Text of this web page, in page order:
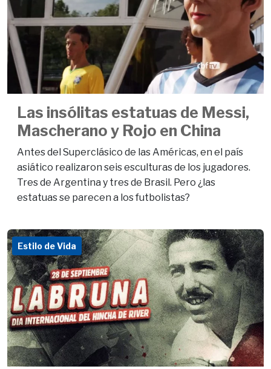
Las insólitas estatuas de Messi,
Mascherano y Rojo en China
Antes del Superclásico de las Américas, en el país
asiático realizaron seis esculturas de los jugadores.
Tres de Argentina y tres de Brasil. Pero ¿las
estatuas se parecen a los futbolistas?
Estilo de Vida